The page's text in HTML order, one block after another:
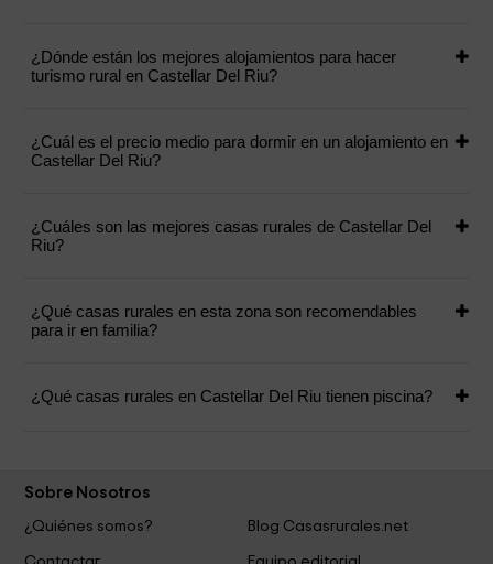
¿Dónde están los mejores alojamientos para hacer
turismo rural en Castellar Del Riu?
¿Cuál es el precio medio para dormir en un alojamiento en
Castellar Del Riu?
¿Cuáles son las mejores casas rurales de Castellar Del
Riu?
¿Qué casas rurales en esta zona son recomendables
para ir en familia?
¿Qué casas rurales en Castellar Del Riu tienen piscina?
Sobre Nosotros
¿Quiénes somos?
Blog Casasrurales.net